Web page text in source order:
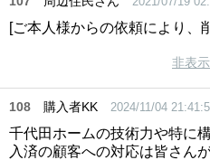
[ご本人様からの依頼により、
非表示
108 購入者KK 2024/11/04
千代田ホームの技術力や特に
入済の顧客への対応は皆さん